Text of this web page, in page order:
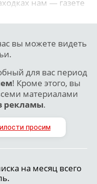
нам — газете
вы можете видеть
для вас период
! Кроме этого, вы
материалами
рекламы.
просим
на месяц всего